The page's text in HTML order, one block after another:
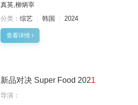
真英,柳炳宰
分类： 综艺 韩国 2024
查看详情
新品对决 Super Food 2021
导演：